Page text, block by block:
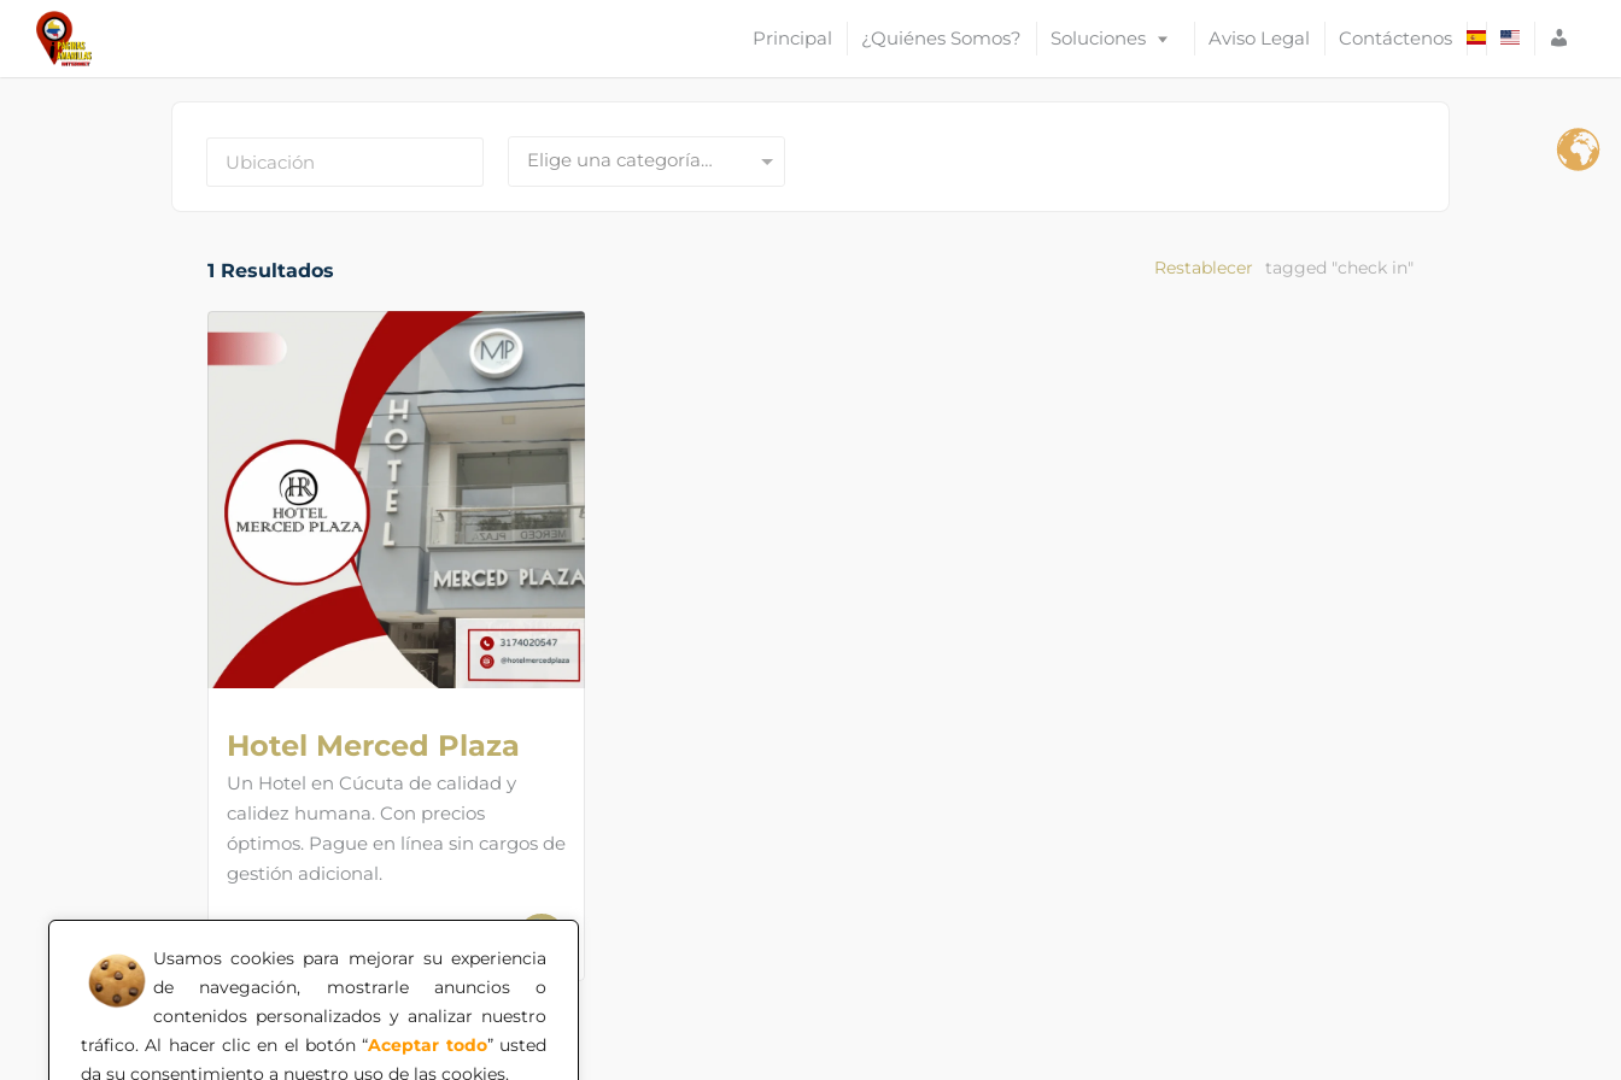
Usamos cookies para mejorar su experiencia
de navegación, mostrarle anuncios o
contenidos personalizados y analizar nuestro
tráfico. Al hacer clic en el botón “Aceptar todo” usted
da su consentimiento a nuestro uso de las cookies.
Principal ¿Quiénes Somos? Soluciones Aviso Legal Contáctenos
S
O
Elige una categoría…
1 Resultados tagged "check in"
Restablecer
Hotel Merced Plaza
Un Hotel en Cúcuta de calidad y
calidez humana. Con precios
óptimos. Pague en línea sin cargos de
gestión adicional.